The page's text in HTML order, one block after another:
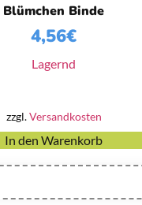
Blümchen Binde
4,56€
Lagernd
zzgl.Versandkosten
In den Warenkorb